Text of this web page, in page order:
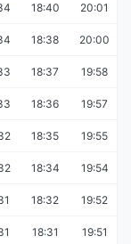
18:40 20:01
18:38 20:00
18:37 19:58
18:36 19:57
18:35 19:55
18:34 19:54
18:32 19:52
18:31 19:51